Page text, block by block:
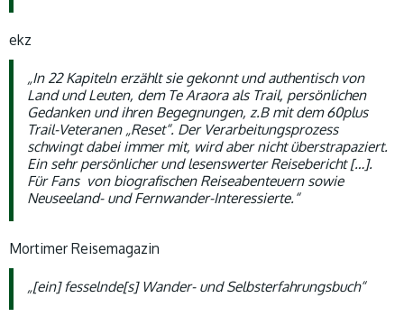
ekz
„In 22 Kapiteln erzählt sie gekonnt und authentisch von
Land und Leuten, dem Te Araora als Trail, persönlichen
Gedanken und ihren Begegnungen, z.B mit dem 60plus
Trail-Veteranen „Reset“. Der Verarbeitungsprozess
schwingt dabei immer mit, wird aber nicht überstrapaziert.
Ein sehr persönlicher und lesenswerter Reisebericht […].
Für Fans von biografischen Reiseabenteuern sowie
Neuseeland- und Fernwander-Interessierte.“
Mortimer Reisemagazin
„[ein] fesselnde[s] Wander- und Selbsterfahrungsbuch“